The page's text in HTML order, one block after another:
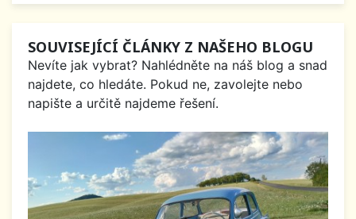
SOUVISEJÍCÍ ČLÁNKY Z NAŠEHO BLOGU
Nevíte jak vybrat? Nahlédněte na náš blog a snad
najdete, co hledáte. Pokud ne, zavolejte nebo
napište a určitě najdeme řešení.